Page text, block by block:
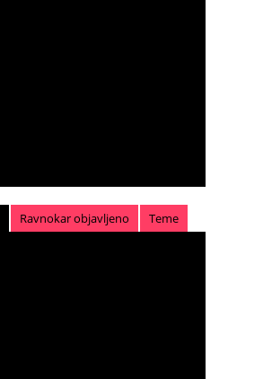
Ravnokar objavljeno Teme